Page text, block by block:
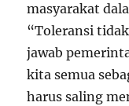
masyarakat
“Toleransi
jawab
kita semua
harus saling